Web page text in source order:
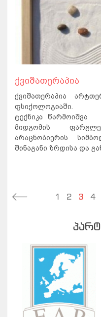
ქვიშათერაპია
ქვიშათერაპია
ფსიქოლოგიაში.
ტექნიკა წარმოიშვა
მიდგომის
არაცნობიერის
შინაგანი ზრდისა და
1 2 3 4